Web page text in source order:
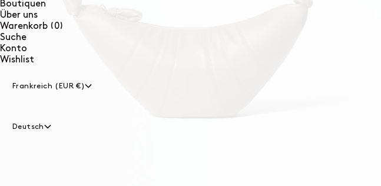
Boutiquen
Über uns
Warenkorb (0)
Suche
Konto
Wishlist
Frankreich (EUR €)
Deutsch